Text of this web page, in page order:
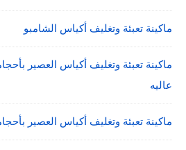
ماكينة تعبئة وتغليف أكياس الشامبو
ماكينة تعبئة وتغليف أكياس العصير
عاليه
ماكينة تعبئة وتغليف أكياس العصير